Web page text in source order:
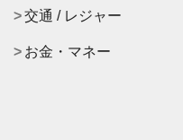
交通 / レジャー
お金・マネー